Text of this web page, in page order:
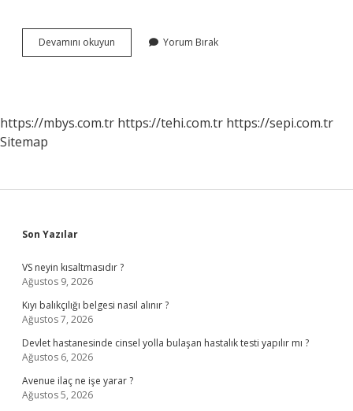
Devamını okuyun
Hangi
Yorum Bırak
https://mbys.com.tr https://tehi.com.tr https://sepi.com.tr
Sitemap
Sidebar
Son Yazılar
VS neyin kısaltmasıdır ?
Ağustos 9, 2026
Kıyı balıkçılığı belgesi nasıl alınır ?
Ağustos 7, 2026
Devlet hastanesinde cinsel yolla bulaşan hastalık testi yapılır mı ?
Ağustos 6, 2026
Avenue ilaç ne işe yarar ?
Ağustos 5, 2026